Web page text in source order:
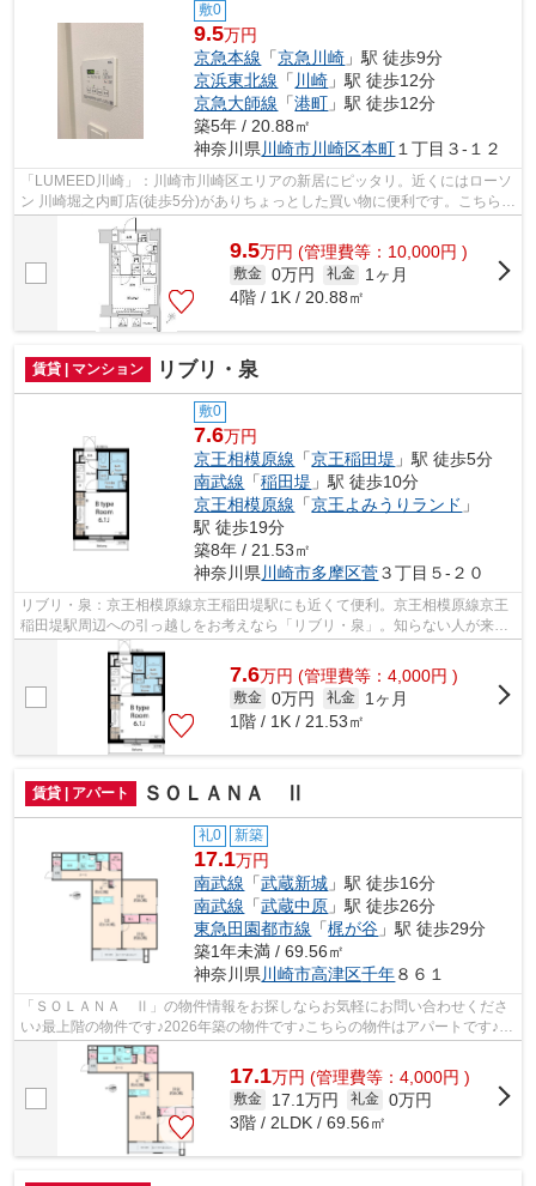
敷0
9.5万円
京急本線 「京急川崎 」駅 徒歩9分
京浜東北線 「 川崎 」駅 徒歩12分
京急大師線 「港町 」駅 徒歩12分
築5年 / 20.88㎡
神奈川県川崎市川崎区本町１丁目３-１２
「LUMEED川崎」：川崎市川崎区エリアの新居にピッタリ。近くにはローソ
ン 川崎堀之内町店(徒歩5分)がありちょっとした買い物に便利です。こちらの
お部屋で新しい生活を始めてみません...
9.5万円 (管理費等：10,000円 )
敷金 0万円 礼金
1ヶ月
4階 / 1K / 20.88㎡
賃貸 | マンション リブリ・泉
敷0
7.6万円
京王相模原線 「京王稲田堤 」駅 徒歩5分
南武線 「稲田堤 」駅 徒歩10分
京王相模原線 「京王よみうりランド 」
駅 徒歩19分
築8年 / 21.53㎡
神奈川県川崎市多摩区菅３丁目５-２０
リブリ・泉：京王相模原線京王稲田堤駅にも近くて便利。京王相模原線京王
稲田堤駅周辺への引っ越しをお考えなら「リブリ・泉」。知らない人が来た
時でも玄関を開ける必要がなくなるモ...
7.6万円 (管理費等：4,000円 )
敷金 0万円 礼金
1ヶ月
1階 / 1K / 21.53㎡
賃貸 | アパート ＳＯＬＡＮＡ Ⅱ
礼0 新築
17.1万円
南武線 「武蔵新城 」駅 徒歩16分
南武線 「武蔵中原 」駅 徒歩26分
東急田園都市線 「梶が谷 」駅 徒歩29分
築1年未満 / 69.56㎡
神奈川県 川崎市高津区千年８６１
「ＳＯＬＡＮＡ Ⅱ」の物件情報をお探しならお気軽にお問い合わせくださ
い♪最上階の物件です♪2026年築の物件です♪こちらの物件はアパートです♪不
動産情報でお困りなら、ぜひとも当社に...
17.1万円 (管理費等：4,000円 )
敷金 17.1万円 礼金 0万円
3階 / 2LDK / 69.56㎡